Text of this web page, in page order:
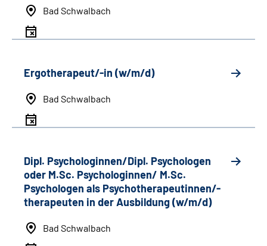
Bad Schwalbach
Ergotherapeut/-in (w/m/d)
Bad Schwalbach
Dipl. Psychologinnen/Dipl. Psychologen
oder M.Sc. Psychologinnen/ M.Sc.
Psychologen als Psychotherapeutinnen/-
therapeuten in der Ausbildung (w/m/d)
Bad Schwalbach